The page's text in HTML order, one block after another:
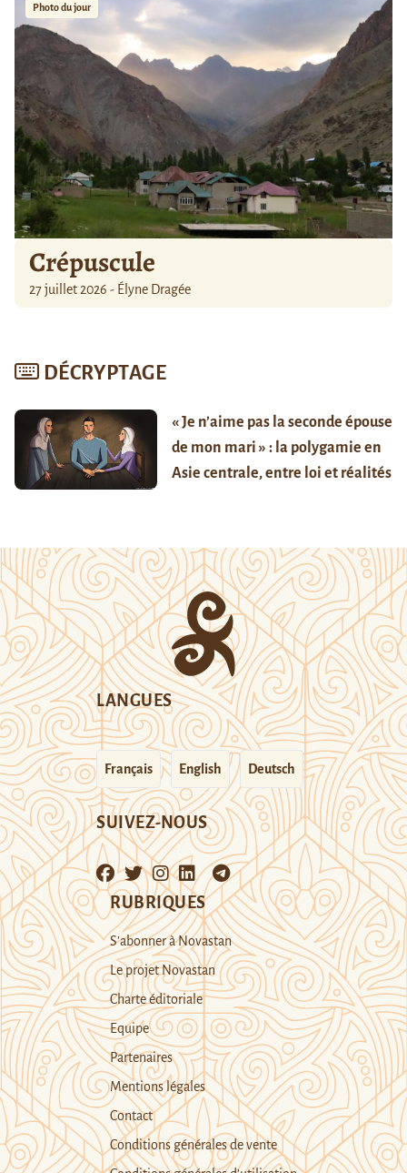
Photo du jour
Crépuscule
27 juillet 2026 - Élyne Dragée
DÉCRYPTAGE
« Je n’aime pas la seconde épouse
de mon mari » : la polygamie en
Asie centrale, entre loi et réalités
LANGUES
Français English Deutsch
SUIVEZ-NOUS
RUBRIQUES
S’abonner à Novastan
Le projet Novastan
Charte éditoriale
Equipe
Partenaires
Mentions légales
Contact
Conditions générales de vente